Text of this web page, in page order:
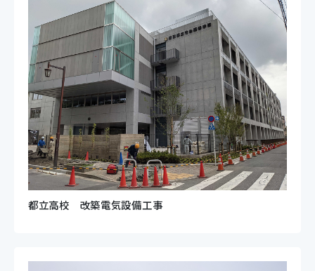
都立高校 改築電気設備工事